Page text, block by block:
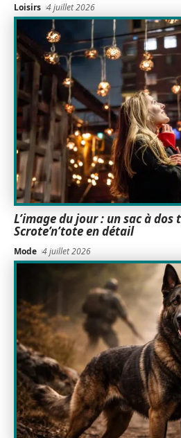
Loisirs 4 juillet 2026
L’image du jour : un sac à dos
Scrote’n’tote en détail
Mode 4 juillet 2026